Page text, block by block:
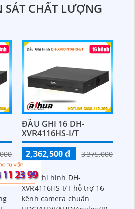
SÁT CHẤT LƯỢNG
ĐẦU GHI 16 DH-
XVR4116HS-I/T
2,362,500 ₫
3,375,000
₫
Đầu ghi hình DH-
XVR4116HS-I/T hỗ trợ 16
kênh camera chuẩn